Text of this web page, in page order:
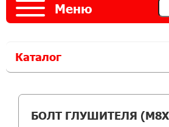
Меню
Каталог
БОЛТ ГЛУШИТЕЛЯ